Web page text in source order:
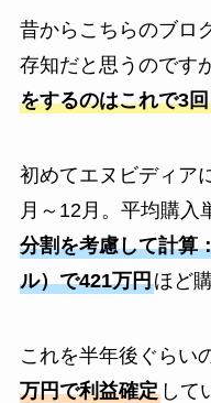
昔からこちらのブロ
存知だと思うのです
をするのはこれで3
初めてエヌビディア
月～12月。平均購入
分割を考慮して計算
ル）で421万円ほど
これを半年後ぐらい
万円で利益確定して